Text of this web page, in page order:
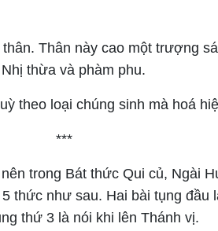
Thân này cao một trượng
thừa và phàm phu.
theo loại chúng sinh mà hoá
***
trong Bát thức Qui củ, Ngài
thức như sau. Hai bài tụng đầu
thứ 3 là nói khi lên Thánh vị.